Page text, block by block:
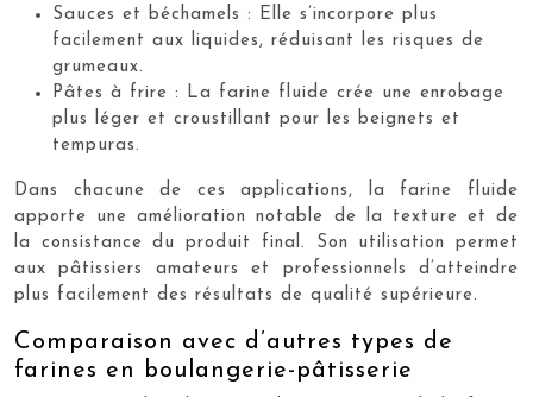
Sauces et béchamels : Elle s’incorpore plus
facilement aux liquides, réduisant les risques de
grumeaux.
Pâtes à frire : La farine fluide crée une enrobage
plus léger et croustillant pour les beignets et
tempuras.
Dans chacune de ces applications, la farine fluide
apporte une amélioration notable de la texture et de
la consistance du produit final. Son utilisation permet
aux pâtissiers amateurs et professionnels d’atteindre
plus facilement des résultats de qualité supérieure.
Comparaison avec d’autres types de
farines en boulangerie-pâtisserie